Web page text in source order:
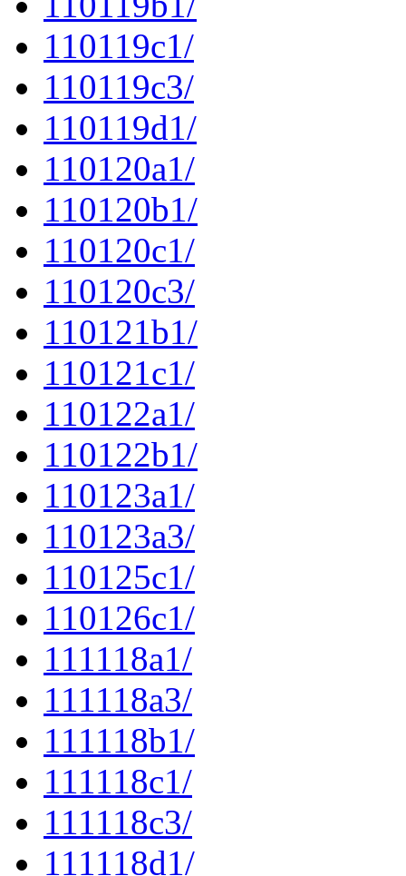
110119c1/
110119c3/
110119d1/
110120a1/
110120b1/
110120c1/
110120c3/
110121b1/
110121c1/
110122a1/
110122b1/
110123a1/
110123a3/
110125c1/
110126c1/
111118a1/
111118a3/
111118b1/
111118c1/
111118c3/
111118d1/